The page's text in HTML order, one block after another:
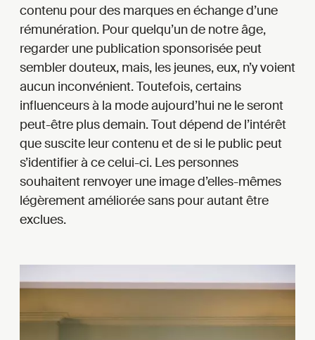
contenu pour des marques en échange d’une
rémunération. Pour quelqu’un de notre âge,
regarder une publication sponsorisée peut
sembler douteux, mais, les jeunes, eux, n’y voient
aucun inconvénient. Toutefois, certains
influenceurs à la mode aujourd’hui ne le seront
peut-être plus demain. Tout dépend de l’intérêt
que suscite leur contenu et de si le public peut
s’identifier à ce celui-ci. Les personnes
souhaitent renvoyer une image d’elles-mêmes
légèrement améliorée sans pour autant être
exclues.